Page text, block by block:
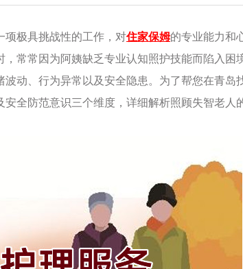
项极具挑战性的工作，对住家保姆的专业能力和
常常因为阿姨缺乏专业认知照护技能而陷入困
动、行为异常以及安全隐患。为了帮您在青岛
全防范意识三个维度，详细解析照顾失智老人